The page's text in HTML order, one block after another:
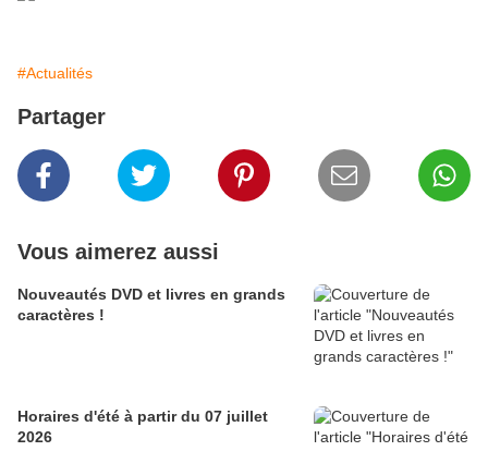
#Actualités
Partager
Vous aimerez aussi
Nouveautés DVD et livres en grands
caractères !
Horaires d'été à partir du 07 juillet
2026